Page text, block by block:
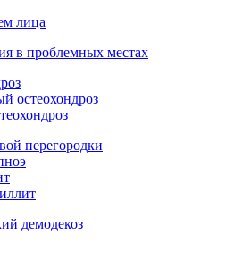
лица
в проблемных местах
остеохондроз
перегородки
демодекоз